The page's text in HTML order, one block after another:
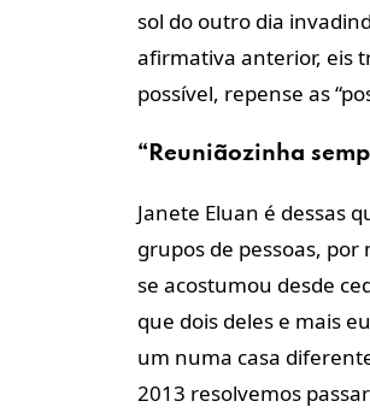
sol do outro dia
afirmativa anterior, eis
possível, repense as
“Reuniãozinha
Janete Eluan é dessas
grupos de pessoas, por
se acostumou desde
que dois deles e mais
um numa casa
2013 resolvemos